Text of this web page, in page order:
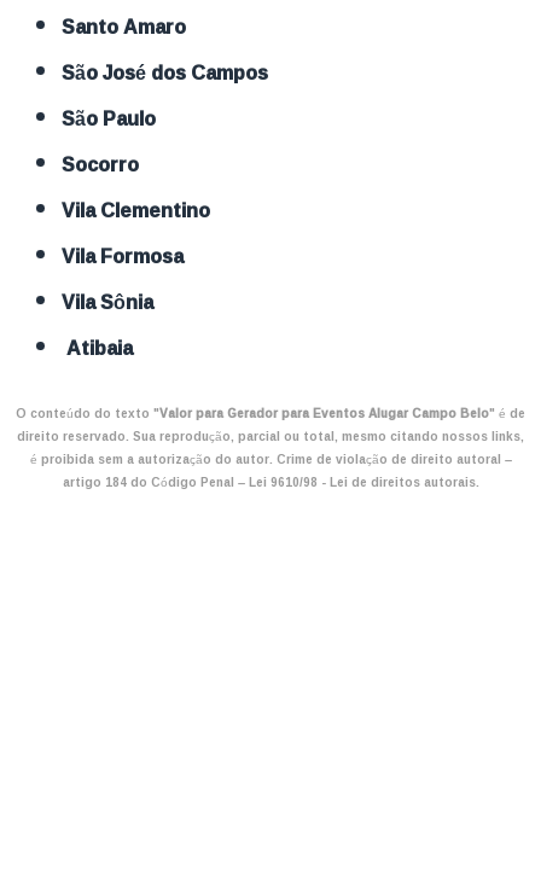
Santo Amaro
São José dos Campos
São Paulo
Socorro
Vila Clementino
Vila Formosa
Vila Sônia
Atibaia
O conteúdo do texto "Valor para Gerador para Eventos Alugar Campo Belo" é de
direito reservado. Sua reprodução, parcial ou total, mesmo citando nossos links,
é proibida sem a autorização do autor. Crime de violação de direito autoral –
artigo 184 do Código Penal –Lei 9610/98 - Lei de direitos autorais.